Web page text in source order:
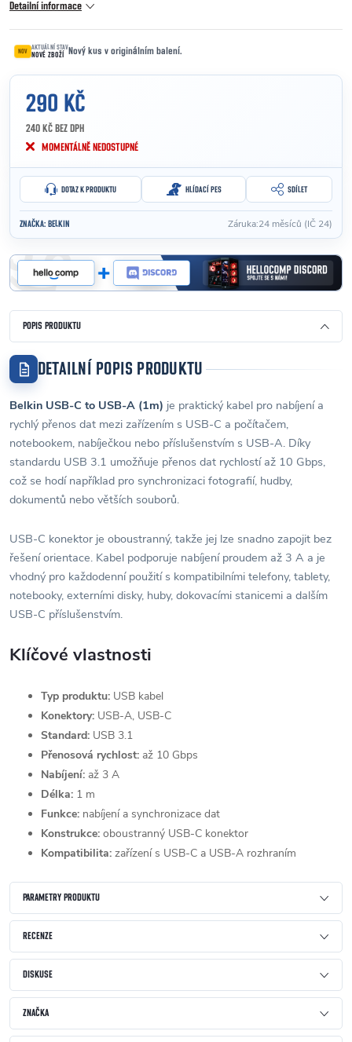
Detailní informace
NOV AKTUÁLNÍ STAV
NOVÉ ZBOŽÍ Nový kus v originálním balení.
290 KČ
240 KČ BEZ DPH
Měrná cena:
MOMENTÁLNĚ NEDOSTUPNÉ
DOTAZ K PRODUKTU HLÍDACÍ PES SDÍLET
ZNAČKA: BELKIN Záruka:24 měsíců (IČ 24)
POPIS PRODUKTU
DETAILNÍ POPIS PRODUKTU
Belkin USB-C to USB-A (1m) je praktický kabel pro nabíjení a
rychlý přenos dat mezi zařízením s USB-C a počítačem,
notebookem, nabíječkou nebo příslušenstvím s USB-A. Díky
standardu USB 3.1 umožňuje přenos dat rychlostí až 10 Gbps,
což se hodí například pro synchronizaci fotografií, hudby,
dokumentů nebo větších souborů.
USB-C konektor je oboustranný, takže jej lze snadno zapojit bez
řešení orientace. Kabel podporuje nabíjení proudem až 3 A a je
vhodný pro každodenní použití s kompatibilními telefony, tablety,
notebooky, externími disky, huby, dokovacími stanicemi a dalším
USB-C příslušenstvím.
Klíčové vlastnosti
Typ produktu: USB kabel
Konektory: USB-A, USB-C
Standard: USB 3.1
Přenosová rychlost: až 10 Gbps
Nabíjení: až 3 A
Délka: 1 m
Funkce: nabíjení a synchronizace dat
Konstrukce: oboustranný USB-C konektor
Kompatibilita: zařízení s USB-C a USB-A rozhraním
PARAMETRY PRODUKTU
RECENZE
DISKUSE
ZNAČKA